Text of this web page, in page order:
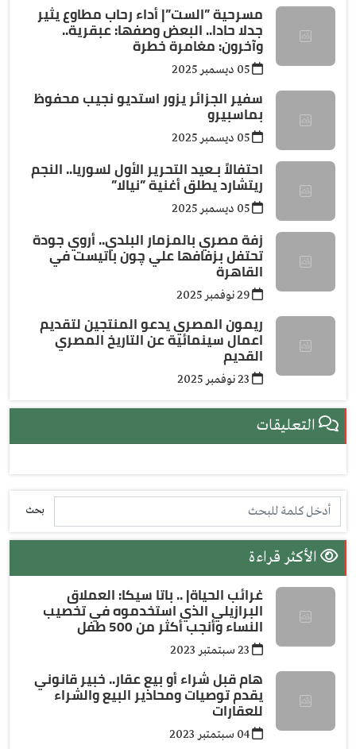
مسرحية ”الست”| أداء رحاب مطاوع يثير
جدلا حادا.. البعض وصفها: عبقرية..
وآخرون: مغامرة خطرة
سفير الجزائر يزور استديو نجيب محفوظ
بماسبيرو
احتفالاً بـعيد التحرير الأول لسوريا.. النجم
ريتشارد يطلق أغنية ”نيالا”
زفة مصري بالمزمار البلدي.. أروي جودة
تحتفل بزفافها علي چون باتيست في
القاهرة
ريمون المصري يدعو المنتجين لتقديم
اعمال سينمائية عن التاريخ المصري
القديم
التعليقات
بحث
الأكثر قراءة
غرائب الحياة| .. باتا سيكا: العملاق
البرازيلي الذي استخدموه في تخصيب
النساء وأنجب أكثر من 500 طفل
هام قبل شراء أو بيع عقار.. خبير قانوني
يقدم توصيات ومحاذير البيع والشراء
للعقارات